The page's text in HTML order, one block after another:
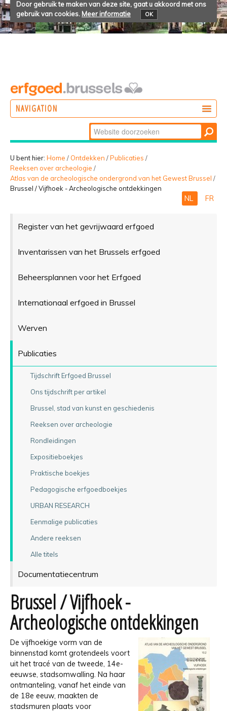
Door gebruik te maken van deze site, gaat u akkoord met ons
gebruik van cookies. Meer informatie OK
NAVIGATION
BELEVEN
Zoek
Geavanceerd
zoeken...
U bent hier: Home / Ontdekken /Publicaties /
Reeksen over archeologie /
Atlas van de archeologische ondergrond van het Gewest Brussel /
Brussel / Vijfhoek - Archeologische ontdekkingen
NL FR
Register van het gevrijwaard erfgoed
Inventarissen van het Brussels erfgoed
Beheersplannen voor het Erfgoed
Internationaal erfgoed in Brussel
Werven
Publicaties
Tijdschrift Erfgoed Brussel
Ons tijdschrift per artikel
Brussel, stad van kunst en geschiedenis
Reeksen over archeologie
Rondleidingen
Expositieboekjes
Praktische boekjes
Pedagogische erfgoedboekjes
URBAN RESEARCH
Eenmalige publicaties
Andere reeksen
Alle titels
Documentatiecentrum
Brussel / Vijfhoek -
Archeologische ontdekkingen
De vijfhoekige vorm van de
binnenstad komt grotendeels voort
uit het tracé van de tweede, 14e-
eeuwse, stadsomwalling. Na haar
ontmanteling, vanaf het einde van
de 18e eeuw, maakten de
stadsmuren plaats voor